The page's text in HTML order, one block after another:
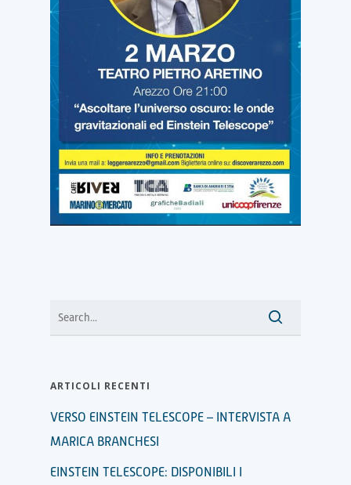
ARTICOLI RECENTI
VERSO EINSTEIN TELESCOPE – INTERVISTA A
MARICA BRANCHESI
EINSTEIN TELESCOPE: DISPONIBILI I